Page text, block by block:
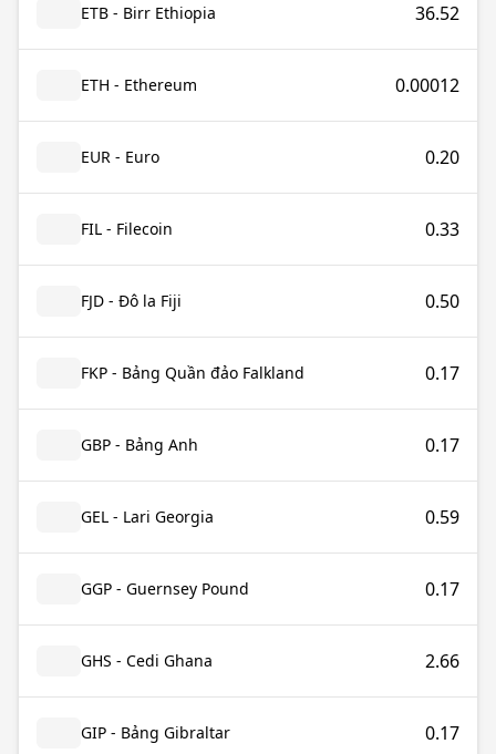
ETB - Birr Ethiopia 36.52
ETH - Ethereum 0.00012
EUR - Euro 0.20
FIL - Filecoin 0.33
FJD - Đô la Fiji 0.50
FKP - Bảng Quần đảo Falkland 0.17
GBP - Bảng Anh 0.17
GEL - Lari Georgia 0.59
GGP - Guernsey Pound 0.17
GHS - Cedi Ghana 2.66
GIP - Bảng Gibraltar 0.17